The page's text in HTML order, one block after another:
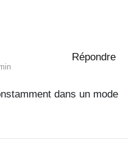
Répondre
dans un mode